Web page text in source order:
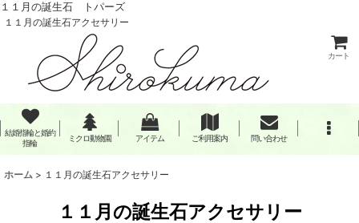
１１月の誕生石 トパーズ
１１月の誕生石アクセサリー
カート
結婚指輪と婚約
指輪
ミクロ動物園 アイテム ご利用案内 問い合わせ
ホーム > １１月の誕生石アクセサリー
１１月の誕生石アクセサリー